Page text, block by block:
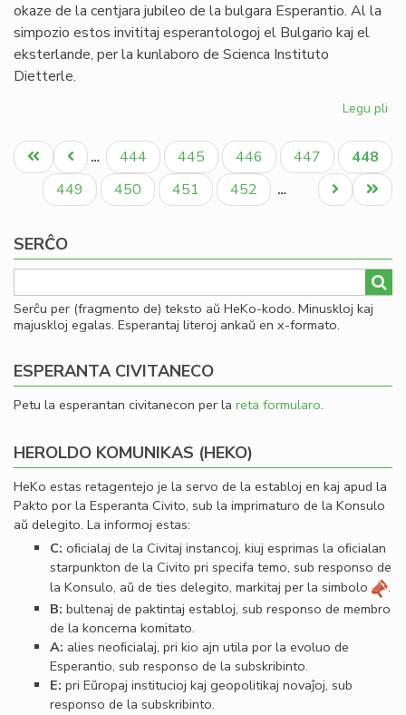
okaze de la centjara jubileo de la bulgara Esperantio. Al la
simpozio estos invititaj esperantologoj el Bulgario kaj el
eksterlande, per la kunlaboro de Scienca Instituto
Dietterle.
Legu pli
de
la
Pagination
Unua
paĝo
Antaŭa
paĝo
… Paĝo
444 Paĝo
445 Paĝo
446 Paĝo
447
Aktuala
paĝo
448
Paĝo
449 Paĝo
450 Paĝo
451 Paĝo
452 …
Last
page
Next
page
SERĈO
Serĉu per (fragmento de) teksto aŭ HeKo-kodo. Minuskloj kaj
majuskloj egalas. Esperantaj literoj ankaŭ en x-formato.
ESPERANTA CIVITANECO
Petu la esperantan civitanecon per la reta formularo.
HEROLDO KOMUNIKAS (HEKO)
HeKo estas retagentejo je la servo de la establoj en kaj apud la
Pakto por la Esperanta Civito, sub la imprimaturo de la Konsulo
aŭ delegito. La informoj estas:
C: oﬁcialaj de la Civitaj instancoj, kiuj esprimas la oﬁcialan
starpunkton de la Civito pri specifa temo, sub responso de
la Konsulo, aŭ de ties delegito, markitaj per la simbolo
.
B: bultenaj de paktintaj establoj, sub responso de membro
de la koncerna komitato.
A: alies neoﬁcialaj, pri kio ajn utila por la evoluo de
Esperantio, sub responso de la subskribinto.
E: pri Eŭropaj institucioj kaj geopolitikaj novaĵoj, sub
responso de la subskribinto.